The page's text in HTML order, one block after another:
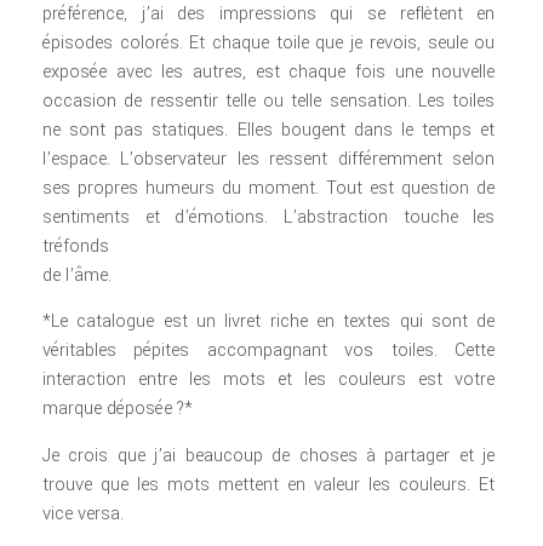
préférence, j’ai des impressions qui se reflètent en
épisodes colorés. Et chaque toile que je revois, seule ou
exposée avec les autres, est chaque fois une nouvelle
occasion de ressentir telle ou telle sensation. Les toiles
ne sont pas statiques. Elles bougent dans le temps et
l’espace. L’observateur les ressent différemment selon
ses propres humeurs du moment. Tout est question de
sentiments et d’émotions. L’abstraction touche les
tréfonds
de l’âme.
*Le catalogue est un livret riche en textes qui sont de
véritables pépites accompagnant vos toiles. Cette
interaction entre les mots et les couleurs est votre
marque déposée ?*
Je crois que j’ai beaucoup de choses à partager et je
trouve que les mots mettent en valeur les couleurs. Et
vice versa.